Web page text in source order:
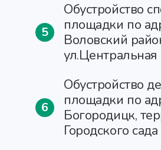
5
Обустройство
площадки по
Воловский
ул.Центральная
6
Обустройство
площадки по
Богородицк,
Городского сада